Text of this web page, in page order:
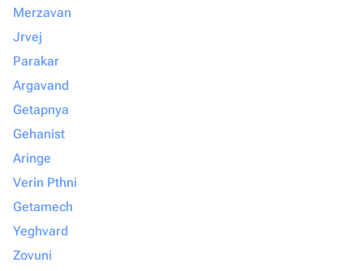
Merzavan
Jrvej
Parakar
Argavand
Getapnya
Gehanist
Aringe
Verin Pthni
Getamech
Yeghvard
Zovuni